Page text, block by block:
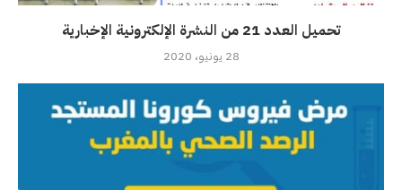
تحميل العدد 21 من النشرة الإلكترونية الإخبارية
28 يونيو، 2020